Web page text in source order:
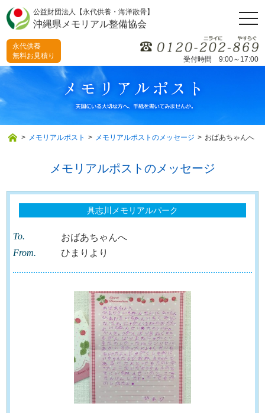
公益財団法人【永代供養・海洋散骨】
沖縄県メモリアル整備協会
受付時間 9:00～17:00
永代供養
無料お見積り
> メモリアルポスト > メモリアルポストのメッセージ > おばあちゃんへ
メモリアルポストのメッセージ
具志川メモリアルパーク
To.
おばあちゃんへ
From.
ひまりより